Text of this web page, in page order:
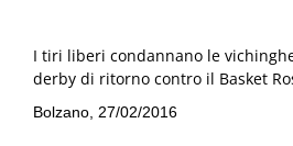
I tiri liberi condannano le
derby di ritorno contro il Basket
Bolzano, 27/02/2016